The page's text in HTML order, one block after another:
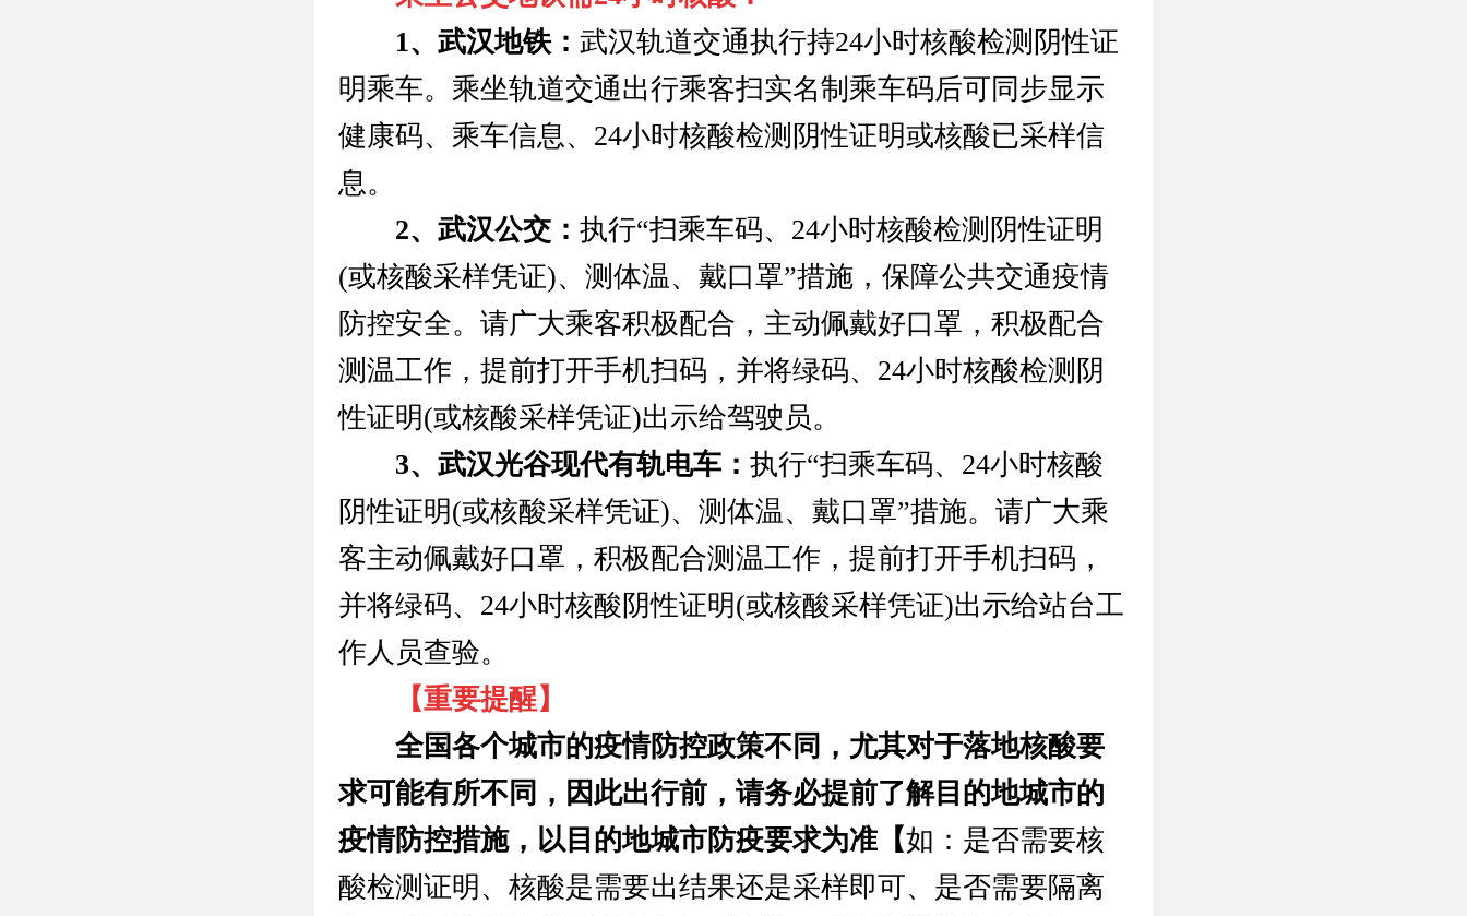
1、武汉地铁： 武汉轨道交通执行持24小时核酸检测阴性证
明乘车。乘坐轨道交通出行乘客扫实名制乘车码后可同步显示
健康码、乘车信息、24小时核酸检测阴性证明或核酸已采样信
息。
2、武汉公交： 执行“扫乘车码、24小时核酸检测阴性证明
(或核酸采样凭证)、测体温、戴口罩”措施，保障公共交通疫情
防控安全。请广大乘客积极配合，主动佩戴好口罩，积极配合
测温工作，提前打开手机扫码，并将绿码、24小时核酸检测阴
性证明(或核酸采样凭证)出示给驾驶员。
3、武汉光谷现代有轨电车： 执行“扫乘车码、24小时核酸
阴性证明(或核酸采样凭证)、测体温、戴口罩”措施。请广大乘
客主动佩戴好口罩，积极配合测温工作，提前打开手机扫码，
并将绿码、24小时核酸阴性证明(或核酸采样凭证)出示给站台工
作人员查验。
【重要提醒】
全国各个城市的疫情防控政策不同，尤其对于落地核酸要
求可能有所不同，因此出行前，请务必提前了解目的地城市的
疫情防控措施，以目的地城市防疫要求为准【如：是否需要核
酸检测证明、核酸是需要出结果还是采样即可、是否需要隔离